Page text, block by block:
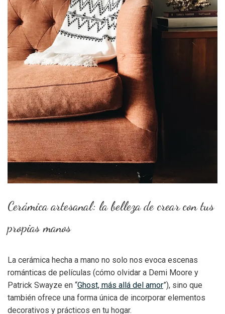
Cerámica artesanal: la belleza de crear con tus
propias manos
La cerámica hecha a mano no solo nos evoca escenas
románticas de películas (cómo olvidar a Demi Moore y
Patrick Swayze en “Ghost, más allá del amor”), sino que
también ofrece una forma única de incorporar elementos
decorativos y prácticos en tu hogar.